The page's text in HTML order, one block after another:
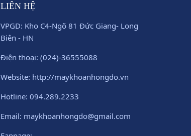
LIÊN HỆ
VPGD: Kho C4-Ngõ 81 Đức Giang- Long
Biên - HN
Điện thoại: (024)-36555088
Website: http://maykhoanhongdo.vn
Hotline: 094.289.2233
Email: maykhoanhongdo@gmail.com